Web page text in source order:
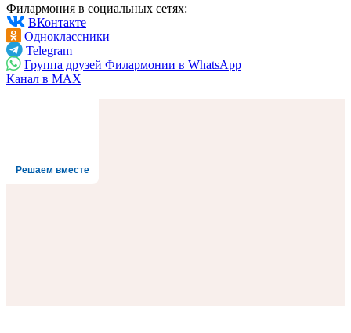
Филармония в социальных сетях:
ВКонтакте
Одноклассники
Telegram
Группа друзей Филармонии в WhatsApp
Канал в MAX
Решаем вместе